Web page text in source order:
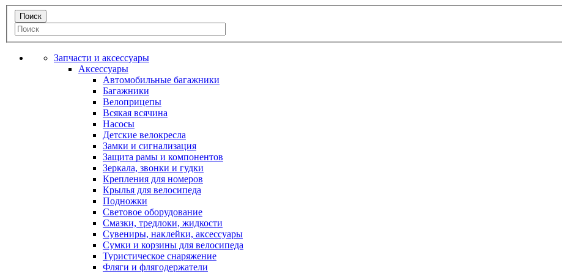
Запчасти и аксессуары
Аксессуары
Автомобильные багажники
Багажники
Велоприцепы
Всякая всячина
Насосы
Детские велокресла
Замки и сигнализация
Защита рамы и компонентов
Зеркала, звонки и гудки
Крепления для номеров
Крылья для велосипеда
Подножки
Световое оборудование
Смазки, тредлоки, жидкости
Сувениры, наклейки, аксессуары
Сумки и корзины для велосипеда
Туристическое снаряжение
Фляги и флягодержатели